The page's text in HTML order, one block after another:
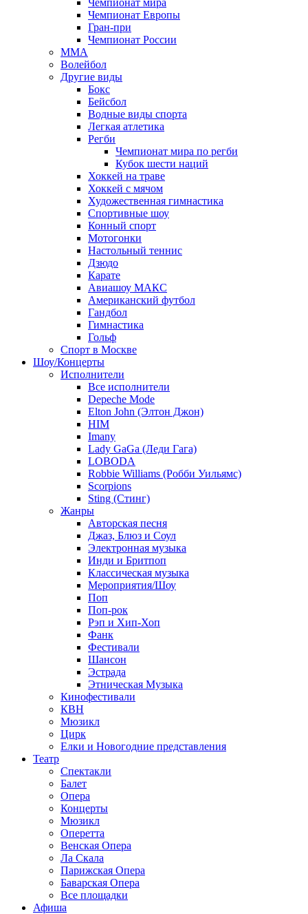
Чемпионат мира
Чемпионат Европы
Гран-при
Чемпионат России
MMA
Волейбол
Другие виды
Бокс
Бейсбол
Водные виды спорта
Легкая атлетика
Регби
Чемпионат мира по регби
Кубок шести наций
Хоккей на траве
Хоккей с мячом
Художественная гимнастика
Спортивные шоу
Конный спорт
Мотогонки
Настольный теннис
Дзюдо
Карате
Авиашоу МАКС
Американский футбол
Гандбол
Гимнастика
Гольф
Спорт в Москве
Шоу/Концерты
Исполнители
Все исполнители
Depeche Mode
Elton John (Элтон Джон)
HIM
Imany
Lady GaGa (Леди Гага)
LOBODA
Robbie Williams (Робби Уильямс)
Scorpions
Sting (Стинг)
Жанры
Авторская песня
Джаз, Блюз и Соул
Электронная музыка
Инди и Бритпоп
Классическая музыка
Мероприятия/Шоу
Поп
Поп-рок
Рэп и Хип-Хоп
Фанк
Фестивали
Шансон
Эстрада
Этническая Музыка
Кинофестивали
КВН
Мюзикл
Цирк
Елки и Новогодние представления
Театр
Спектакли
Балет
Опера
Концерты
Мюзикл
Оперетта
Венская Опера
Ла Скала
Парижская Опера
Баварская Опера
Все площадки
Афиша